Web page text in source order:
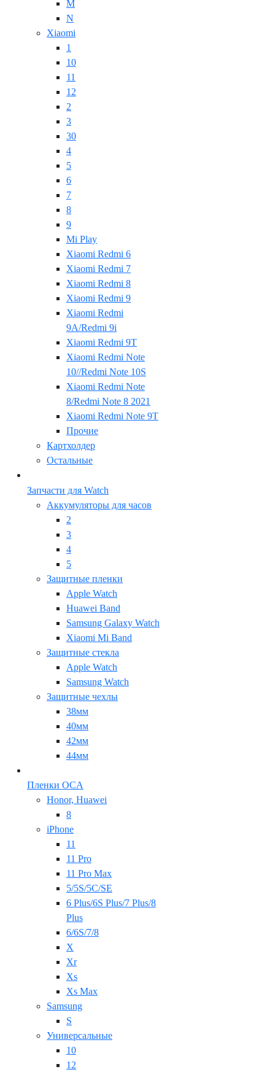
M
N
Xiaomi
1
10
11
12
2
3
30
4
5
6
7
8
9
Mi Play
Xiaomi Redmi 6
Xiaomi Redmi 7
Xiaomi Redmi 8
Xiaomi Redmi 9
Xiaomi Redmi
9A/Redmi 9i
Xiaomi Redmi 9T
Xiaomi Redmi Note
10//Redmi Note 10S
Xiaomi Redmi Note
8/Redmi Note 8 2021
Xiaomi Redmi Note 9T
Прочие
Картхолдер
Остальные
Запчасти для Watch
Аккумуляторы для часов
2
3
4
5
Защитные пленки
Apple Watch
Huawei Band
Samsung Galaxy Watch
Xiaomi Mi Band
Защитные стекла
Apple Watch
Samsung Watch
Защитные чехлы
38мм
40мм
42мм
44мм
Пленки OCA
Honor, Huawei
8
iPhone
11
11 Pro
11 Pro Max
5/5S/5C/SE
6 Plus/6S Plus/7 Plus/8
Plus
6/6S/7/8
X
Xr
Xs
Xs Max
Samsung
S
Универсальные
10
12